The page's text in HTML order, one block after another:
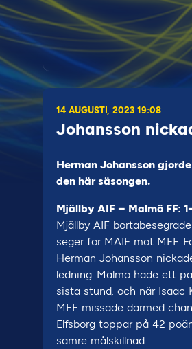
14 AUGUSTI, 2023 19:08
Johansson
Herman Johansson
den här säsongen.
Mjällby AIF – Malmö FF:
Mjällby AIF
seger för MAIF mot MFF.
Herman Johansson
ledning. Malmö hade ett
sista stund, och när Isaac
MFF missade därmed
Elfsborg toppar på 42
sämre målskillnad.